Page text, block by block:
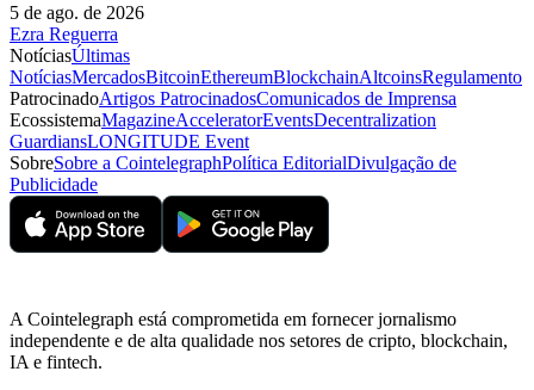
5 de ago. de 2026
Ezra Reguerra
NotíciasÚltimas
NotíciasMercadosBitcoinEthereumBlockchainAltcoinsRegulamento
PatrocinadoArtigos PatrocinadosComunicados de Imprensa
EcossistemaMagazineAcceleratorEventsDecentralization
GuardiansLONGITUDE Event
SobreSobre a CointelegraphPolítica EditorialDivulgação de
Publicidade
A Cointelegraph está comprometida em fornecer jornalismo
independente e de alta qualidade nos setores de cripto, blockchain,
IA e fintech.